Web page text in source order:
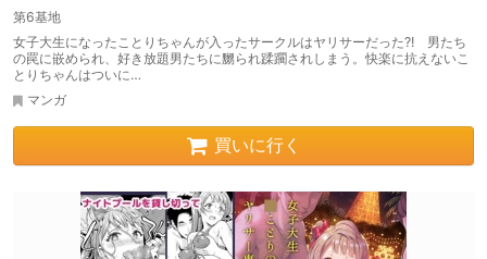
第6基地
女子大生になったことりちゃんが入ったサークルはヤリサーだった?! 男たち
の罠に嵌められ、好き放題男たちに嬲られ蹂躙されしまう。快楽に抗えないこ
とりちゃんはついに…
マンガ
買いに行く